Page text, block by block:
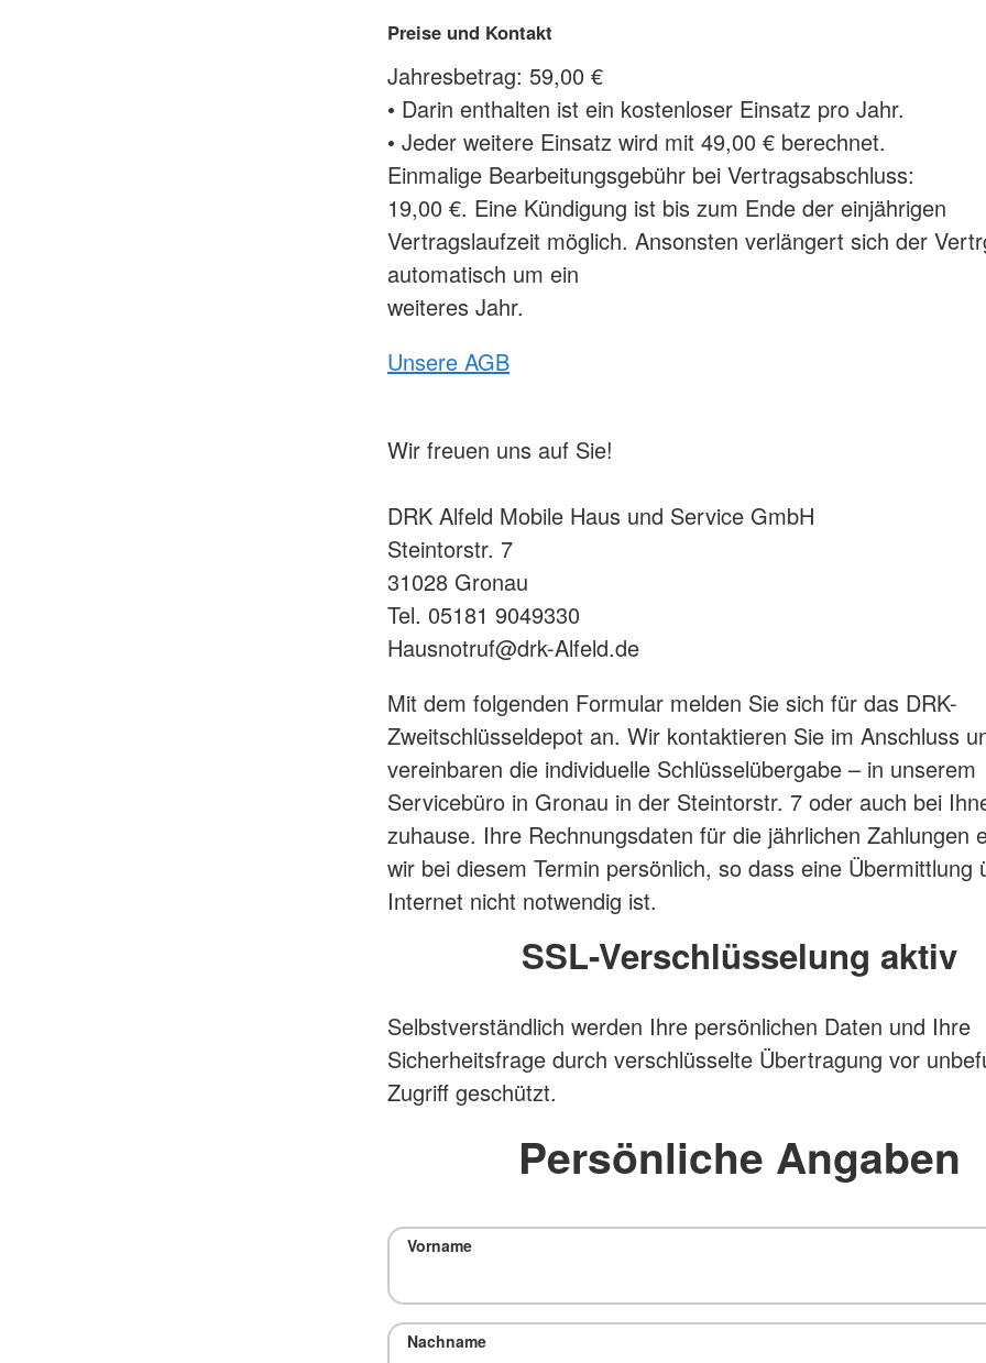
Preise und Kontakt
Jahresbetrag: 59,00 €
• Darin enthalten ist ein kostenloser Einsatz pro Jahr.
• Jeder weitere Einsatz wird mit 49,00 € berechnet.
Einmalige Bearbeitungsgebühr bei Vertragsabschluss:
19,00 €. Eine Kündigung ist bis zum Ende der einjährigen
Vertragslaufzeit möglich. Ansonsten verlängert sich der
automatisch um ein
weiteres Jahr.
Unsere AGB
Wir freuen uns auf Sie!
DRK Alfeld Mobile Haus und Service GmbH
Steintorstr. 7
31028 Gronau
Tel. 05181 9049330
Hausnotruf@drk-Alfeld.de
Mit dem folgenden Formular melden Sie sich für das DRK-
Zweitschlüsseldepot an. Wir kontaktieren Sie im Anschluss
vereinbaren die individuelle Schlüsselübergabe – in unserem
Servicebüro in Gronau in der Steintorstr. 7 oder auch bei
zuhause. Ihre Rechnungsdaten für die jährlichen Zahlungen
wir bei diesem Termin persönlich, so dass eine Übermittlung
Internet nicht notwendig ist.
SSL-Verschlüsselung aktiv
Selbstverständlich werden Ihre persönlichen Daten und Ihre
Sicherheitsfrage durch verschlüsselte Übertragung vor
Zugriff geschützt.
Persönliche Angaben
Vorname
Nachname